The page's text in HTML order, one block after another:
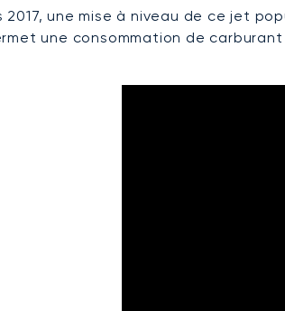
2017, une mise à niveau de ce jet
une consommation de